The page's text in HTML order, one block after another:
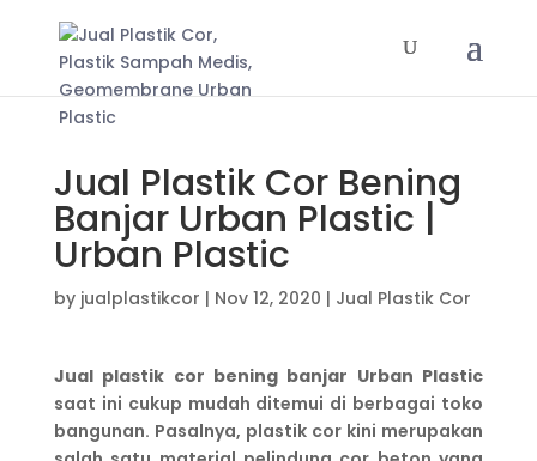
Jual Plastik Cor Bening
Banjar Urban Plastic |
Urban Plastic
by jualplastikcor | Nov 12, 2020 | Jual Plastik Cor
Jual plastik cor bening banjar Urban Plastic
saat ini cukup mudah ditemui di berbagai toko
bangunan. Pasalnya, plastik cor kini merupakan